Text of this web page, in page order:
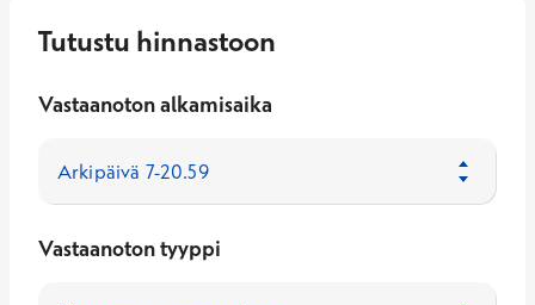
Tutustu hinnastoon
Vastaanoton alkamisaika
Vastaanoton tyyppi